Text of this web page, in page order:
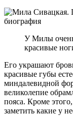
У Милы очень
красивые
Его украшают
красивые губы
миндалевидной
великолепие
пояса. Кроме
заметить какие у